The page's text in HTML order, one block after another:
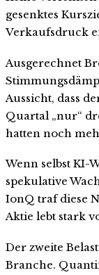
gesenktes
Verkaufsdruck
Ausgerechnet
Aussicht, dass
Quartal „nur“
hatten noch
Wenn selbst KI-
spekulative
IonQ traf diese
Aktie lebt stark
Der zweite
Branche.